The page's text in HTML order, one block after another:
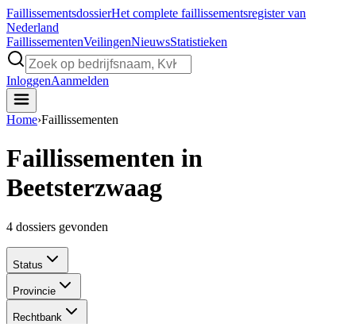
FaillissementsdossierHet complete faillissementsregister van
Nederland
FaillissementenVeilingenNieuwsStatistieken
InloggenAanmelden
Home›Faillissementen
Faillissementen in
Beetsterzwaag
4 dossiers gevonden
Status
Provincie
Rechtbank